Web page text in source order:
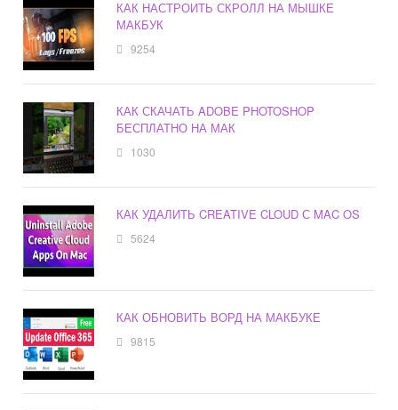
КАК НАСТРОИТЬ СКРОЛЛ НА МЫШКЕ
МАКБУК
9254
КАК СКАЧАТЬ ADOBE PHOTOSHOP
БЕСПЛАТНО НА МАК
1030
КАК УДАЛИТЬ CREATIVE CLOUD С MAC OS
5624
КАК ОБНОВИТЬ ВОРД НА МАКБУКЕ
9815